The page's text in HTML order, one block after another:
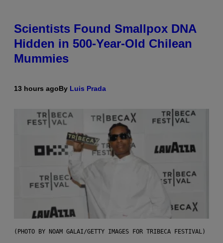
Scientists Found Smallpox DNA
Hidden in 500-Year-Old Chilean
Mummies
13 hours agoBy Luis Prada
(PHOTO BY NOAM GALAI/GETTY IMAGES FOR TRIBECA FESTIVAL)